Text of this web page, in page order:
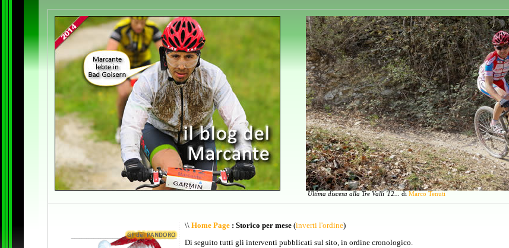
Ultima discesa alla Tre Valli '12... di Marco Tenuti
\\ Home Page: Storico per mese(inverti l'ordine)
Di seguito tutti gli interventi pubblicati sul sito, in ordine cronologico.